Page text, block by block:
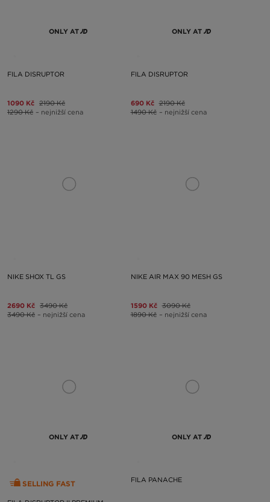
ONLY AT
FILA DISRUPTOR
1090 Kč 2190 Kč
1290 Kč – nejnižší cena
ONLY AT
FILA DISRUPTOR
690 Kč 2190 Kč
1490 Kč – nejnižší cena
NIKE SHOX TL GS
2690 Kč 3490 Kč
3490 Kč – nejnižší cena
NIKE AIR MAX 90 MESH GS
1590 Kč 3090 Kč
1890 Kč – nejnižší cena
ONLY AT
SELLING FAST
ONLY AT
FILA PANACHE